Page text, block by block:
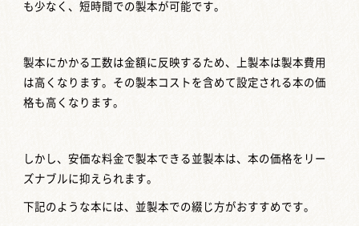
も少なく、短時間での製本が可能です。
製本にかかる工数は金額に反映するため、上製本は製本費用
は高くなります。その製本コストを含めて設定される本の価
格も高くなります。
しかし、安価な料金で製本できる並製本は、本の価格をリー
ズナブルに抑えられます。
下記のような本には、並製本での綴じ方がおすすめです。